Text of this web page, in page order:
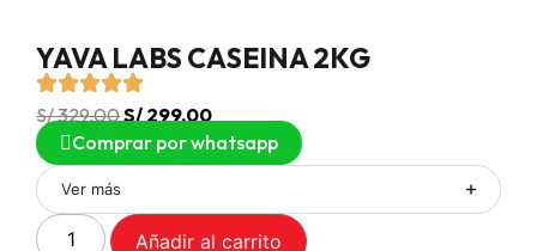
YAVA LABS CASEINA 2KG
S/329.00S/299.00
Comprar por whatsapp
Ver más
Añadir al carrito